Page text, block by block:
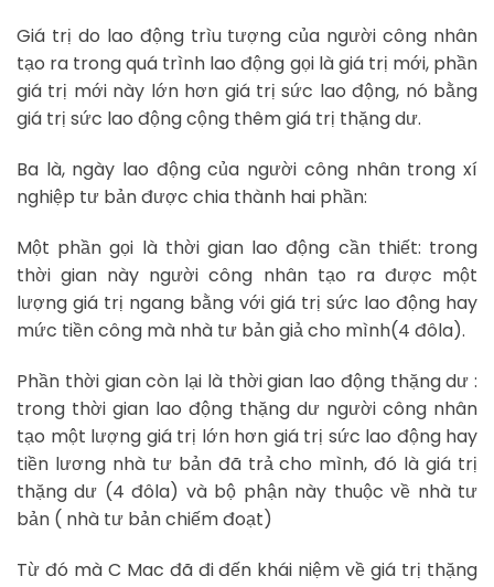
Giá trị do lao động trìu tượng của người công nhân
tạo ra trong quá trình lao động gọi là giá trị mới, phần
giá trị mới này lớn hơn giá trị sức lao động, nó bằng
giá trị sức lao động cộng thêm giá trị thặng dư.
Ba là, ngày lao động của người công nhân trong xí
nghiệp tư bản được chia thành hai phần:
Một phần gọi là thời gian lao động cần thiết: trong
thời gian này người công nhân tạo ra được một
lượng giá trị ngang bằng với giá trị sức lao động hay
mức tiền công mà nhà tư bản giả cho mình(4 đôla).
Phần thời gian còn lại là thời gian lao động thặng dư :
trong thời gian lao động thặng dư người công nhân
tạo một lượng giá trị lớn hơn giá trị sức lao động hay
tiền lương nhà tư bản đã trả cho mình, đó là giá trị
thặng dư (4 đôla) và bộ phận này thuộc về nhà tư
bản ( nhà tư bản chiếm đoạt)
Từ đó mà C Mac đã đi đến khái niệm về giá trị thặng